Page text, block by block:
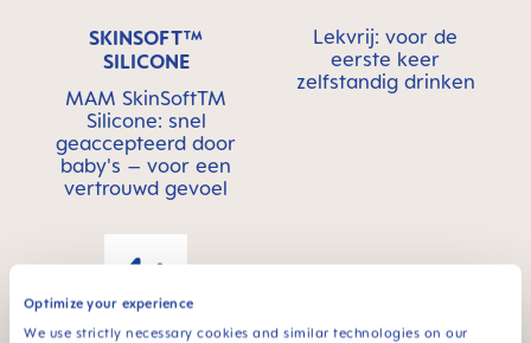
Optimize your experience
We use strictly necessary cookies and similar technologies on our
SKINSOFT™
SILICONE
MAM SkinSoftTM
Silicone: snel
geaccepteerd door
baby's – voor een
vertrouwd gevoel
Lekvrij: voor de
eerste keer
zelfstandig drinken